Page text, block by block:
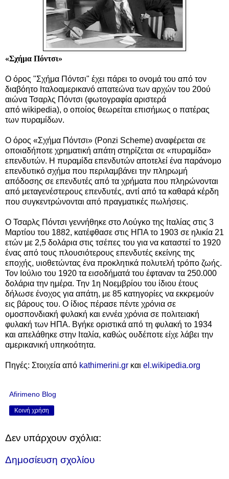
«Σχήμα Πόντσι»
Ο όρος "Σχήμα Πόντσι" έχει πάρει το ονομά του από τον
διαβόητο Ιταλοαμερικανό απατεώνα των αρχών του 20oύ
αιώνα Τσαρλς Πόντσι (φωτογραφία αριστερά
από wikipedia), ο οποίος θεωρείται επισήμως ο πατέρας
των πυραμίδων.
O όρος «Σχήμα Πόντσι» (Ponzi Scheme) αναφέρεται σε
οποιαδήποτε χρηματική απάτη στηρίζεται σε «πυραμίδα»
επενδυτών. Η πυραμίδα επενδυτών αποτελεί ένα παράνομο
επενδυτικό σχήμα που περιλαμβάνει την πληρωμή
απόδοσης σε επενδυτές από τα χρήματα που πληρώνονται
από μεταγενέστερους επενδυτές, αντί από τα καθαρά κέρδη
που συγκεντρώνονται από πραγματικές πωλήσεις.
O Τσαρλς Πόντσι γεννήθηκε στο Λούγκο της Ιταλίας στις 3
Μαρτίου του 1882, κατέφθασε στις ΗΠΑ το 1903 σε ηλικία 21
ετών με 2,5 δολάρια στις τσέπες του για να καταστεί το 1920
ένας από τους πλουσιότερους επενδυτές εκείνης της
εποχής, υιοθετώντας ένα προκλητικά πολυτελή τρόπο ζωής.
Τον Ιούλιο του 1920 τα εισοδήματά του έφταναν τα 250.000
δολάρια την ημέρα. Την 1η Νοεμβρίου του ίδιου έτους
δήλωσε ένοχος για απάτη, με 85 κατηγορίες να εκκρεμούν
εις βάρους του. Ο ίδιος πέρασε πέντε χρόνια σε
ομοσπονδιακή φυλακή και εννέα χρόνια σε πολιτειακή
φυλακή των ΗΠΑ. Βγήκε οριστικά από τη φυλακή το 1934
και απελάθηκε στην Ιταλία, καθώς ουδέποτε είχε λάβει την
αμερικανική υπηκοότητα.
Πηγές: Στοιχεία από kathimerini.gr και el.wikipedia.org
Afirimeno Blog
Κοινή χρήση
Δεν υπάρχουν σχόλια:
Δημοσίευση σχολίου